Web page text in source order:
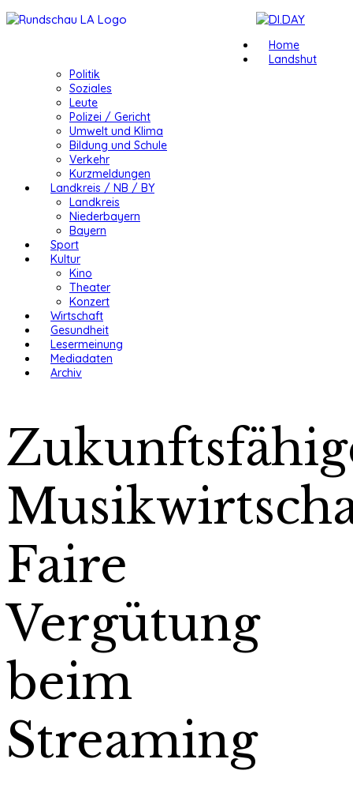
Home
Landshut
Politik
Soziales
Leute
Polizei / Gericht
Umwelt und Klima
Bildung und Schule
Verkehr
Kurzmeldungen
Landkreis / NB / BY
Landkreis
Niederbayern
Bayern
Sport
Kultur
Kino
Theater
Konzert
Wirtschaft
Gesundheit
Lesermeinung
Mediadaten
Archiv
Faire
Vergütung
beim
Streaming